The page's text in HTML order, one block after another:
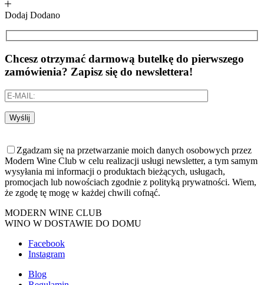
Dodaj Dodano
Chcesz otrzymać darmową butelkę do pierwszego
zamówienia? Zapisz się do newslettera!
Wyślij
Zgadzam się na przetwarzanie moich danych osobowych przez
Modern Wine Club w celu realizacji usługi newsletter, a tym samym
wysyłania mi informacji o produktach bieżących, usługach,
promocjach lub nowościach zgodnie z polityką prywatności. Wiem,
że zgodę tę mogę w każdej chwili cofnąć.
MODERN WINE CLUB
WINO W DOSTAWIE DO DOMU
Facebook
Instagram
Blog